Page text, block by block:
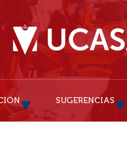
SUGERENCIAS